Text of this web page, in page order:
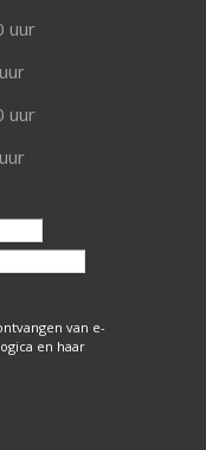
uur
uur
van e-
en haar